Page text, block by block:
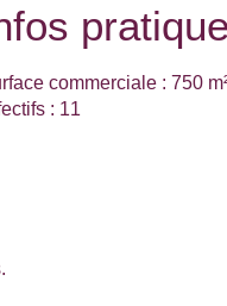
commerciale : 750
: 11